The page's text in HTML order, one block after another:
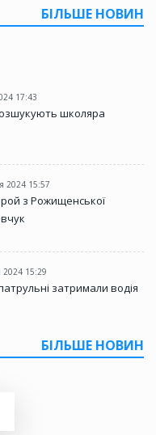
БІЛЬШЕ НОВИН
17:43
школяра
2024 15:57
з Рожищенської
2024 15:29
затримали водія
БІЛЬШЕ НОВИН